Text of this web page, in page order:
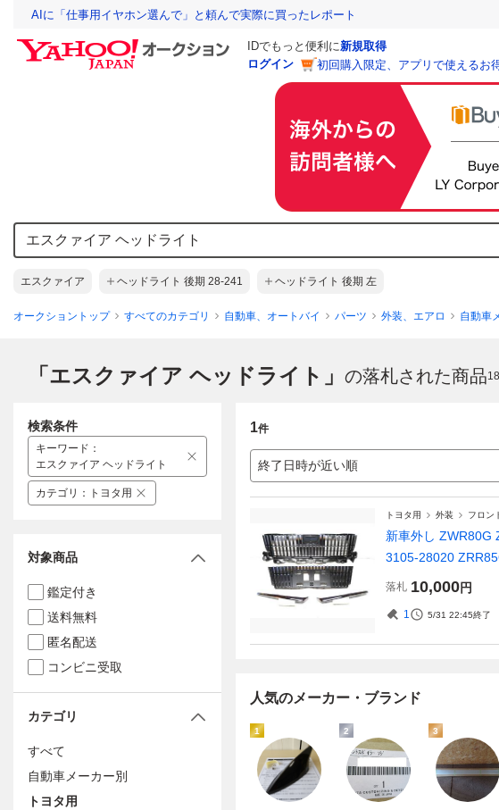
AIに「仕事用イヤホン選んで」と頼んで実際に買ったレポート
IDでもっと便利に新規取得
ログイン
初回購入限定、アプリで使えるお
エスクァイア ヘッドライト 後期 28-241 ヘッドライト 後期 左
オークショントップ すべてのカテゴリ 自動車、オートバイ パーツ 外装、エアロ 自動車
「エスクァイア ヘッドライト」 の落札された商品
1件
終了日時が近い順
トヨタ用 外装 フロン
新車外し ZWR80G
3105-28020
落札 10,000円
1 5/31 22:45終了
人気のメーカー・ブランド
1 2 3
検索条件
キーワード ：
エスクァイア ヘッドライト
カテゴリ ： トヨタ用
対象商品
鑑定付き
送料無料
匿名配送
コンビニ受取
カテゴリ
すべて
自動車メーカー別
トヨタ用